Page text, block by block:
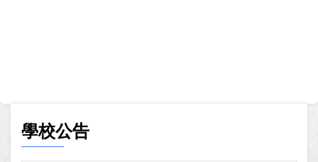
學校公告